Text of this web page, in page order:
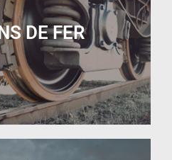
DE FER